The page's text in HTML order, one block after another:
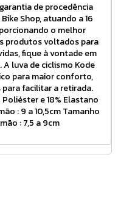
de procedência
Shop, atuando a 16
o melhor
produtos voltados para
fique à vontade em
A luva de ciclismo Kode
para maior conforto,
facilitar a retirada.
e 18% Elastano
: 9 a 10,5cm Tamanho
: 7,5 a 9cm